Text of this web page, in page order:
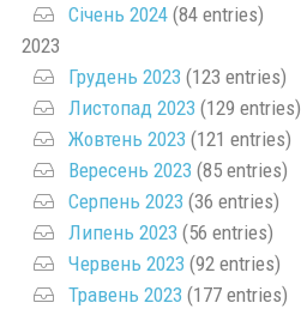
Січень 2024(84 entries)
2023
Грудень 2023 (123 entries)
Листопад 2023 (129 entries)
Жовтень 2023 (121 entries)
Вересень 2023 (85 entries)
Серпень 2023 (36 entries)
Липень 2023 (56 entries)
Червень 2023 (92 entries)
Травень 2023 (177 entries)